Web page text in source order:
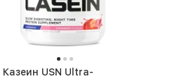
Казеин USN Ultra-